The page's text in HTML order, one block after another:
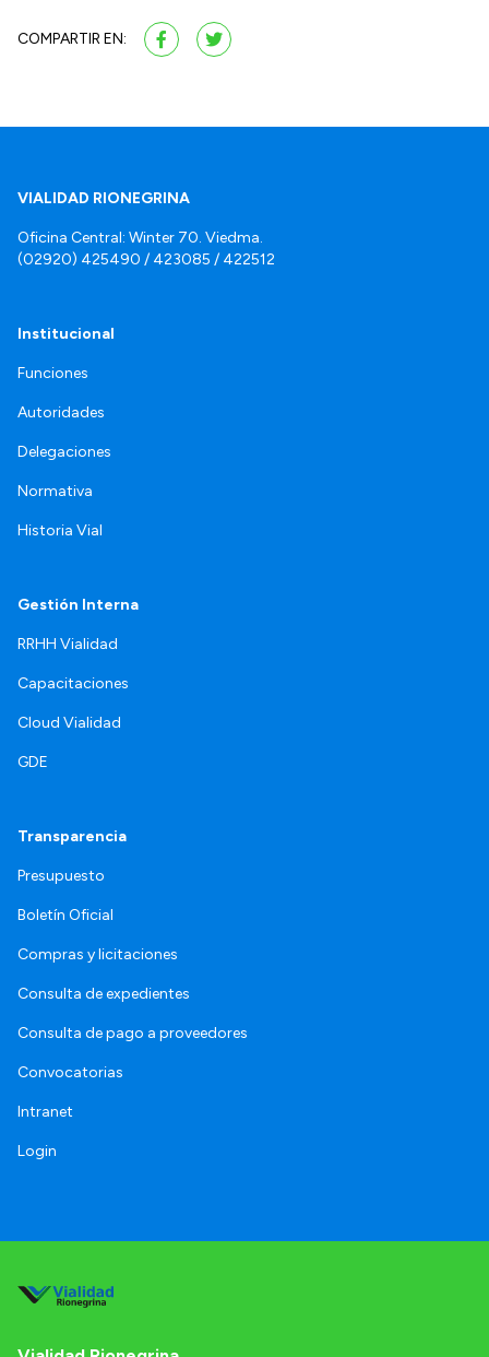
COMPARTIR EN:
VIALIDAD RIONEGRINA
Oficina Central: Winter 70. Viedma.
(02920) 425490 / 423085 / 422512
Institucional
Funciones
Autoridades
Delegaciones
Normativa
Historia Vial
Gestión Interna
RRHH Vialidad
Capacitaciones
Cloud Vialidad
GDE
Transparencia
Presupuesto
Boletín Oficial
Compras y licitaciones
Consulta de expedientes
Consulta de pago a proveedores
Convocatorias
Intranet
Login